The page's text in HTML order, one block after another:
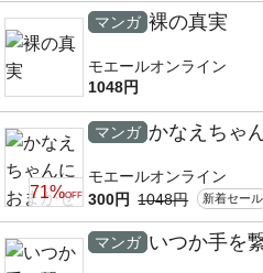
マンガ 裸の真実
モエールオンライン
1048円
71%OFF
マンガ かなえちゃ
モエールオンライン
300円 1048円 新着セール
マンガ いつか手を